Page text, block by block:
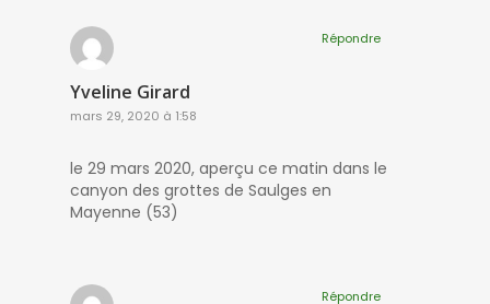
Yveline Girard
mars 29, 2020 à 1:58
le 29 mars 2020, aperçu ce matin dans le
canyon des grottes de Saulges en
Mayenne (53)
Répondre
Répondre